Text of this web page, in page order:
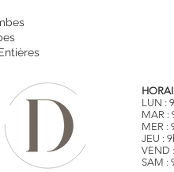
LUN :
MAR :
MER :
JEU :
VEND
SAM :